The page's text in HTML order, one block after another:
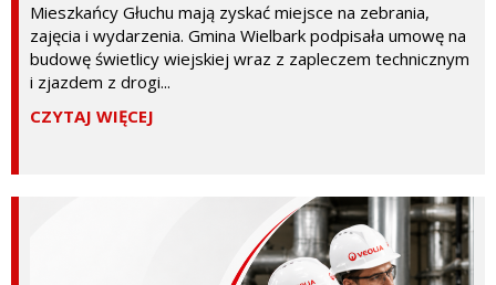
Mieszkańcy Głuchu mają zyskać miejsce na zebrania,
zajęcia i wydarzenia. Gmina Wielbark podpisała umowę na
budowę świetlicy wiejskiej wraz z zapleczem technicznym
i zjazdem z drogi...
CZYTAJ WIĘCEJ